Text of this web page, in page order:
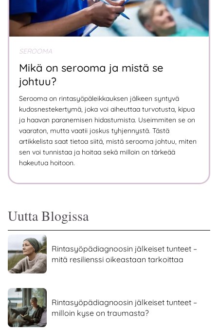
SEROOMA
Mikä on serooma ja mistä se
johtuu?
Serooma on rintasyöpäleikkauksen jälkeen syntyvä
kudosnestekertymä, joka voi aiheuttaa turvotusta, kipua
ja haavan paranemisen hidastumista. Useimmiten se on
vaaraton, mutta vaatii joskus tyhjennystä. Tästä
artikkelista saat tietoa siitä, mistä serooma johtuu, miten
sen voi tunnistaa ja hoitaa sekä milloin on tärkeää
hakeutua hoitoon.
Uutta Blogissa
Rintasyöpädiagnoosin jälkeiset tunteet –
mitä resilienssi oikeastaan tarkoittaa
Rintasyöpädiagnoosin jälkeiset tunteet –
milloin kyse on traumasta?